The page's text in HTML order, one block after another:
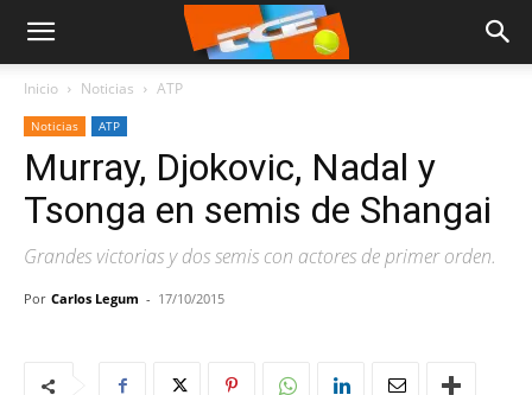
Inicio Noticias ATP
Noticias ATP
Murray, Djokovic, Nadal y
Tsonga en semis de Shangai
Grandes victorias y dos semis con actores de primer orden.
Por Carlos Legum - 17/10/2015